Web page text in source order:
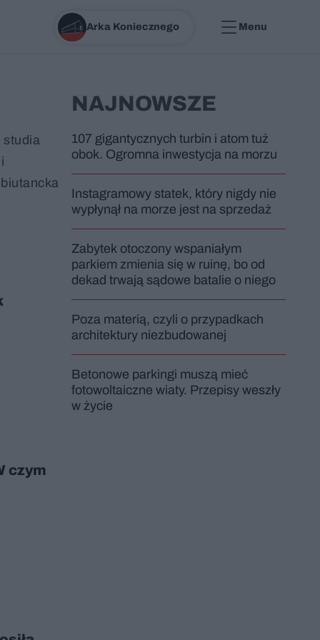
Arka Koniecznego Menu
studia
czym
NAJNOWSZE
107 gigantycznych turbin i atom tuż
obok. Ogromna inwestycja na morzu
Instagramowy statek, który nigdy nie
wypłynął na morze jest na sprzedaż
Zabytek otoczony wspaniałym
parkiem zmienia się w ruinę, bo od
dekad trwają sądowe batalie o niego
Poza materią, czyli o przypadkach
architektury niezbudowanej
Betonowe parkingi muszą mieć
fotowoltaiczne wiaty. Przepisy weszły
w życie